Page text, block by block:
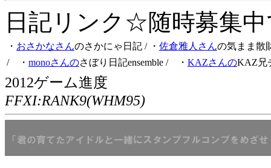
日記リンク☆随時募集
・ おさかなさんのさかにゃ日記 / ・ 佐倉雅人さんの気まま散
/ ・ monoさんのさぼり日記ensemble / ・ KAZさんのKAZ兄
2012ゲーム進度
FFXI:RANK9(WHM95)